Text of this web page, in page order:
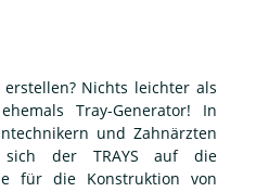
Nichts leichter als
Tray-Generator! In
und Zahnärzten
sich der TRAYS auf die
für die Konstruktion von